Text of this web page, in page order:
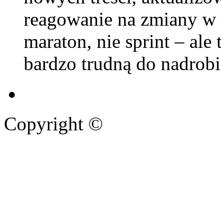
reagowanie na zmiany
maraton, nie sprint –
bardzo trudną do
Copyright ©